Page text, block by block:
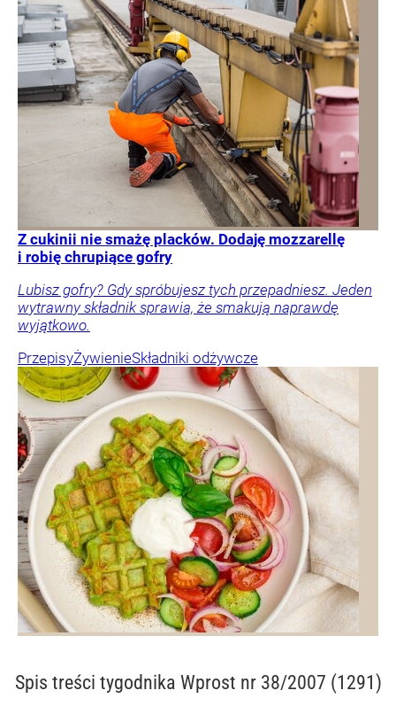
Z cukinii nie smażę placków. Dodaję mozzarellę
i robię chrupiące gofry
Lubisz gofry? Gdy spróbujesz tych przepadniesz. Jeden
wytrawny składnik sprawia, że smakują naprawdę
wyjątkowo.
PrzepisyŻywienieSkładniki odżywcze
Spis treści tygodnika Wprost nr 38/2007 (1291)